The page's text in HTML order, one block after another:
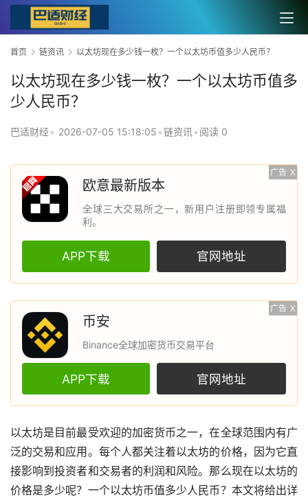
首页 链资讯 以太坊现在多少钱一枚？一个以太坊币值多少人民币？
以太坊现在多少钱一枚？一个以太坊币值多
少人民币？
巴适财经• 2026-07-05 15:18:05 •链资讯 • 阅读 0
广告 X
欧意最新版本
全球三大交易所之一，新用户注册即领专属福
利。
APP下载 官网地址
广告 X
币安
Binance全球加密货币交易平台
APP下载 官网地址
以太坊是目前最受欢迎的加密货币之一，在全球范围内有广
泛的交易和应用。每个人都关注着以太坊的价格，因为它直
接影响到投资者和交易者的利润和风险。那么现在以太坊的
价格是多少呢？一个以太坊币值多少人民币？本文将给出详